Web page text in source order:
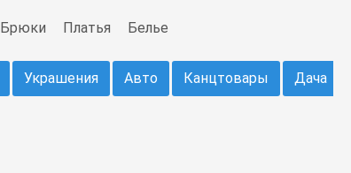
Брюки Платья Белье
Украшения Авто Канцтовары Дача